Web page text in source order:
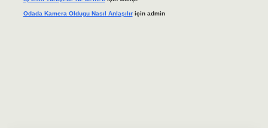
Odada Kamera Oldugu Nasıl Anlaşılıriçin admin